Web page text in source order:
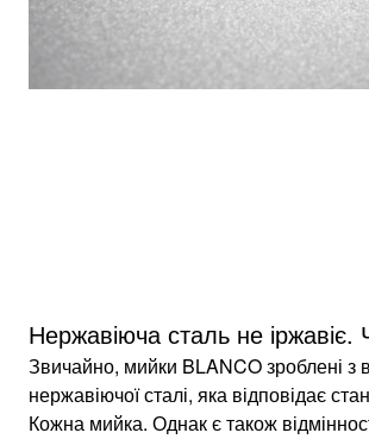
Нержавіюча сталь не іржавіє.
Звичайно, мийки BLANCO зроблені з
нержавіючої сталі, яка відповідає
Кожна мийка. Однак є також